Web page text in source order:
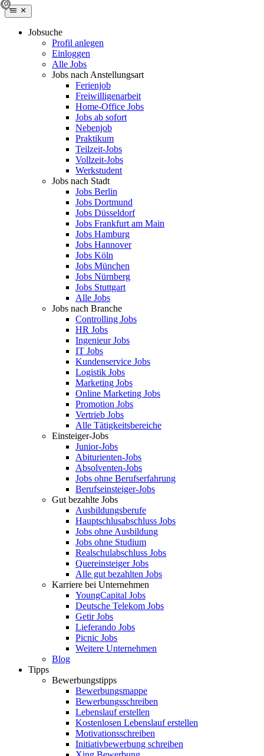
Jobsuche
Profil anlegen
Einloggen
Alle Jobs
Jobs nach Anstellungsart
Ferienjob
Freiwilligenarbeit
Home-Office Jobs
Jobs ab sofort
Nebenjob
Praktikum
Teilzeit-Jobs
Vollzeit-Jobs
Werkstudent
Jobs nach Stadt
Jobs Berlin
Jobs Dortmund
Jobs Düsseldorf
Jobs Frankfurt am Main
Jobs Hamburg
Jobs Hannover
Jobs Köln
Jobs München
Jobs Nürnberg
Jobs Stuttgart
Alle Jobs
Jobs nach Branche
Controlling Jobs
HR Jobs
Ingenieur Jobs
IT Jobs
Kundenservice Jobs
Logistik Jobs
Marketing Jobs
Online Marketing Jobs
Promotion Jobs
Vertrieb Jobs
Alle Tätigkeitsbereiche
Einsteiger-Jobs
Junior-Jobs
Abiturienten-Jobs
Absolventen-Jobs
Jobs ohne Berufserfahrung
Berufseinsteiger-Jobs
Gut bezahlte Jobs
Ausbildungsberufe
Hauptschlusabschluss Jobs
Jobs ohne Ausbildung
Jobs ohne Studium
Realschulabschluss Jobs
Quereinsteiger Jobs
Alle gut bezahlten Jobs
Karriere bei Unternehmen
YoungCapital Jobs
Deutsche Telekom Jobs
Getir Jobs
Lieferando Jobs
Picnic Jobs
Weitere Unternehmen
Blog
Tipps
Bewerbungstipps
Bewerbungsmappe
Bewerbungsschreiben
Lebenslauf erstellen
Kostenlosen Lebenslauf erstellen
Motivationsschreiben
Initiativbewerbung schreiben